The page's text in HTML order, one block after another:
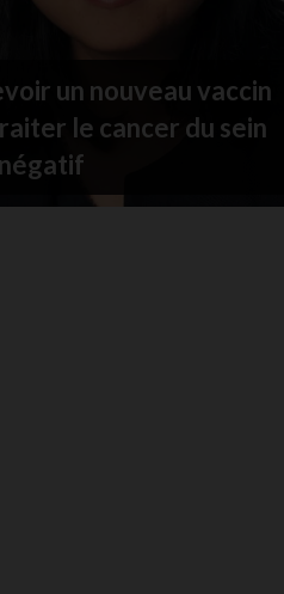
un nouveau vaccin
le cancer du sein